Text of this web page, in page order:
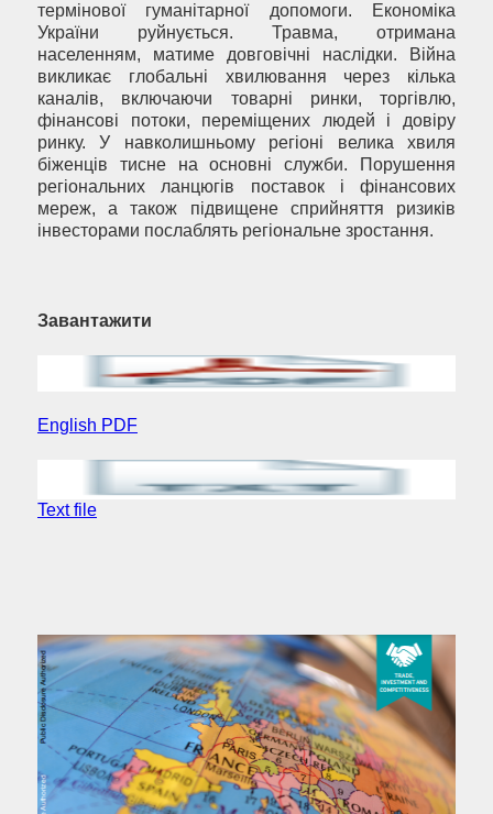
термінової гуманітарної допомоги. Економіка
України руйнується. Травма, отримана
населенням, матиме довговічні наслідки. Війна
викликає глобальні хвилювання через кілька
каналів, включаючи товарні ринки, торгівлю,
фінансові потоки, переміщених людей і довіру
ринку. У навколишньому регіоні велика хвиля
біженців тисне на основні служби. Порушення
регіональних ланцюгів поставок і фінансових
мереж, а також підвищене сприйняття ризиків
інвесторами послаблять регіональне зростання.
Завантажити
English PDF
Text file